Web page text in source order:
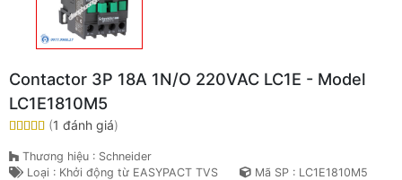
Contactor 3P 18A 1N/O 220VAC LC1E - Model
LC1E1810M5
(1 đánh giá)
Thương hiệu : Schneider
Loại : Khởi động từ EASYPACT TVS
Mã SP : LC1E1810M5